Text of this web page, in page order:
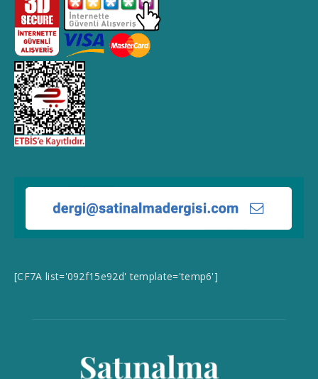
[CF7A list='092f15e92d' template='temp6']